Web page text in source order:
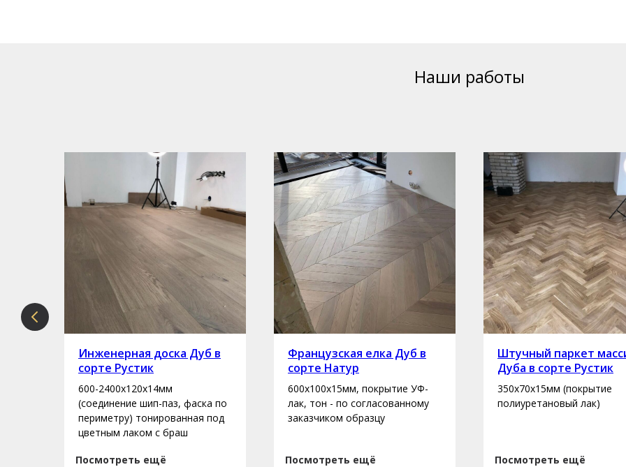
Наши работы
Инженерная доска Дуб в
сорте Рустик
600-2400х120х14мм
(соединение шип-паз, фаска по
периметру) тонированная под
цветным лаком с браш
Посмотреть ещё
Французская елка Дуб в
сорте Натур
600х100х15мм, покрытие УФ-
лак, тон - по согласованному
заказчиком образцу
Посмотреть ещё
Штучный паркет
Дуба в сорте Рустик
350х70х15мм (покрытие
полиуретановый лак)
Посмотреть ещё